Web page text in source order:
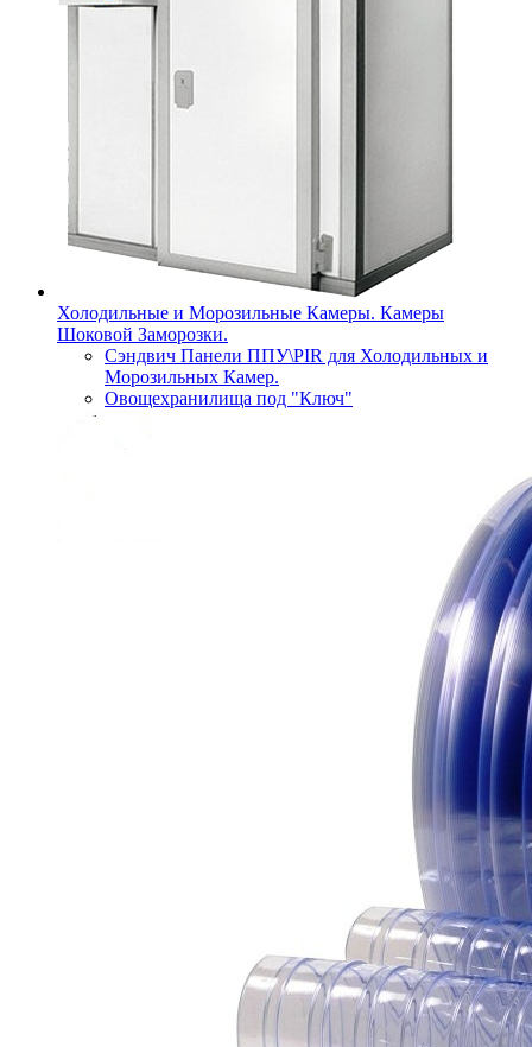
Холодильные и Морозильные Камеры. Камеры
Шоковой Заморозки.
Сэндвич Панели ППУ\PIR для Холодильных и
Морозильных Камер.
Овощехранилища под "Ключ"